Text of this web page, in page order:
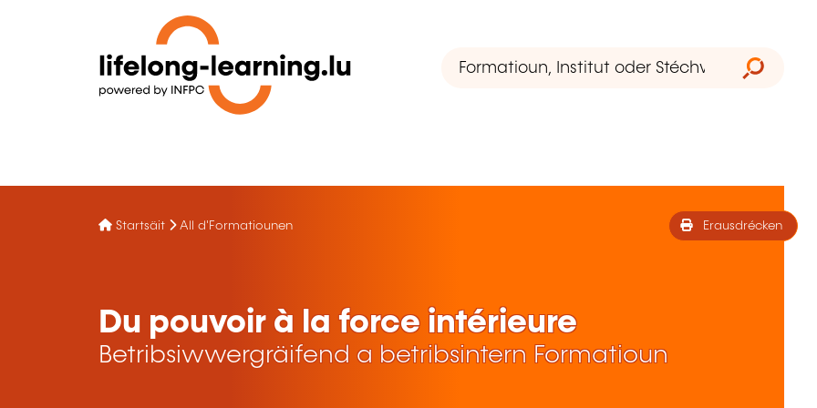
Startsäit All d'Formatiounen Erausdrécken
Du pouvoir à la force intérieure
Betribsiwwergräifend a betribsintern Formatioun